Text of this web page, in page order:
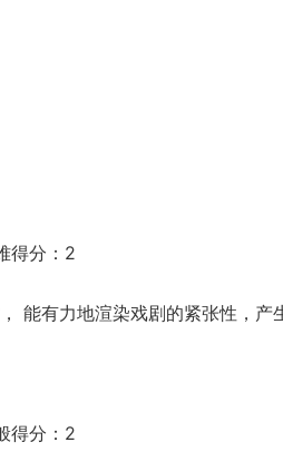
得分：2
能有力地渲染戏剧的紧张性，产
得分：2